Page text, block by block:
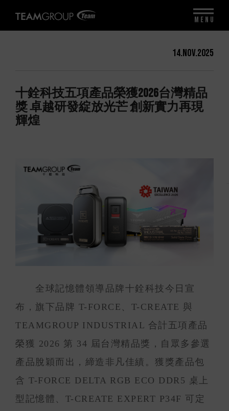
14.Nov.2025
十銓科技五項產品榮獲2026台灣精品
獎 卓越研發綻放光芒 創新實力再現
輝煌
全球記憶體領導品牌十銓科技今日宣
布，旗下品牌 T-FORCE、T-CREATE 與
TEAMGROUP INDUSTRIAL 合計五項產品
榮獲 2026 第 34 屆台灣精品獎，自眾多參選
產品脫穎而出，締造非凡佳績。獲獎產品包
含 T-FORCE DELTA RGB ECO DDR5 桌上
型記憶體、T-CREATE EXPERT P34F 可定
MENU